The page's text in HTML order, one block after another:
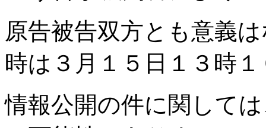
原告被告双方とも意義
時は３月１５日１３時
情報公開の件に関して